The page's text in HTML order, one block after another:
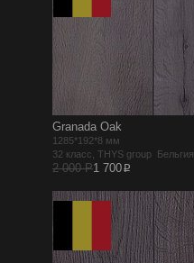
Granada Oak
1285*192*8 мм
32 класс, THYS group Бельгия
2 000 Р1 700p